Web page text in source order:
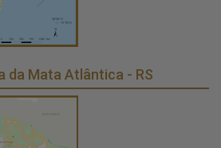
da Mata Atlântica - RS